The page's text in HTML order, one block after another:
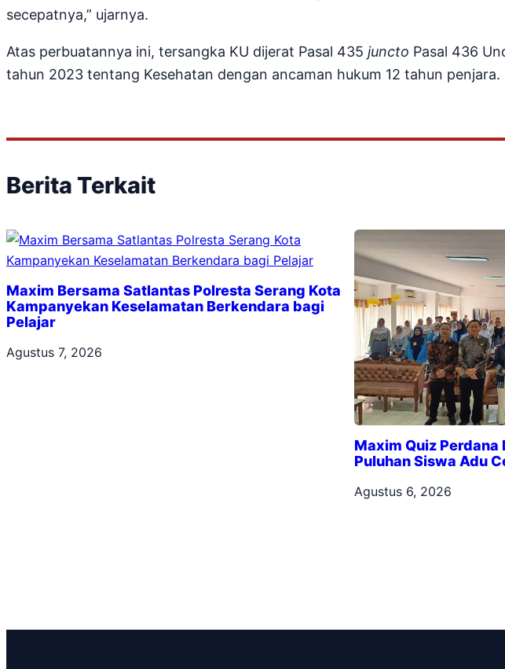
secepatnya,” ujarnya.
Atas perbuatannya ini, tersangka KU dijerat Pasal 435 juncto Pasal 436
tahun 2023 tentang Kesehatan dengan ancaman hukum 12 tahun penjara.
Berita Terkait
Maxim Bersama Satlantas Polresta Serang Kota
Kampanyekan Keselamatan Berkendara bagi
Pelajar
Agustus 7, 2026
Maxim Quiz
Puluhan Siswa Adu
Agustus 6, 2026